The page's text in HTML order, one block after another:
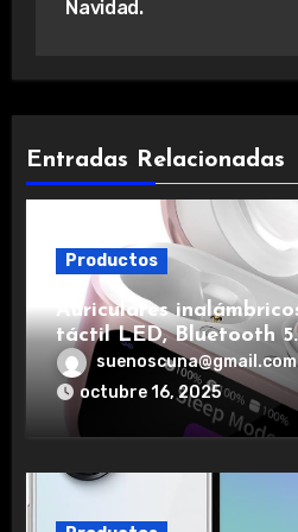
Navidad.
Entradas Relacionadas
Productos
Auriculares
táctil LED, Bluetooth
ruido, impermeables y
suenoscuna@gmail.com
octubre 16, 2025